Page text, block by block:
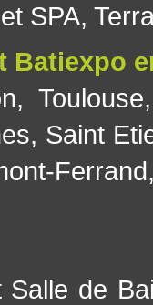
SPA,
Batiexpo
, Toulouse
, Saint
Ferrand
Salle de